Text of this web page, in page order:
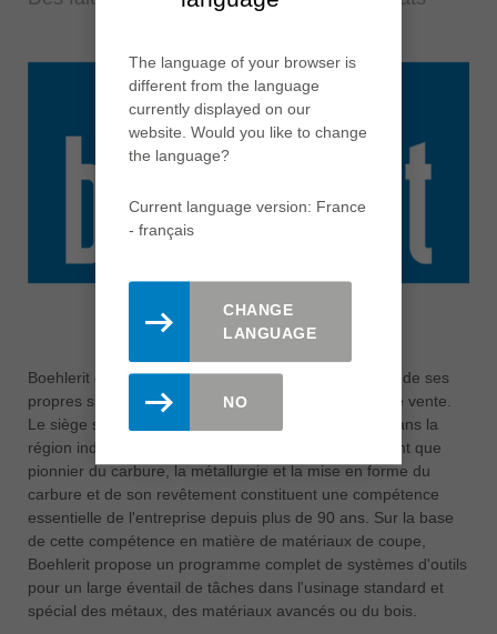
Boehlerit est présent dans le monde entier avec trois de ses
propres sites de production et de nombreux points de vente.
Le siège social est Boehlerit GmbH & Co.KG, basé dans la
région industrielle autrichienne de Kapfenberg. En tant que
pionnier du carbure, la métallurgie et la mise en forme du
carbure et de son revêtement constituent une compétence
essentielle de l'entreprise depuis plus de 90 ans. Sur la base
de cette compétence en matière de matériaux de coupe,
Boehlerit propose un programme complet de systèmes d'outils
pour un large éventail de tâches dans l'usinage standard et
spécial des métaux, des matériaux avancés ou du bois.
The language of your browser is
different from the language
currently displayed on our
website. Would you like to change
the language?
Current language version: France
- français
CHANGE
LANGUAGE
NO